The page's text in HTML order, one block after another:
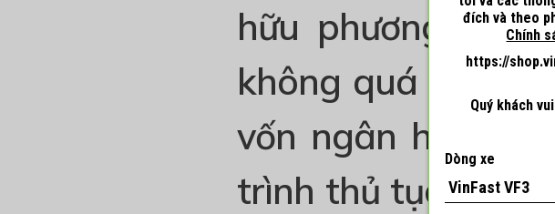
hữu phương tiện
không quá áp lực
vốn ngân hàng,
trình thủ tục, nhất
đích và theo
Chính
https://
Quý khách
Dòng xe